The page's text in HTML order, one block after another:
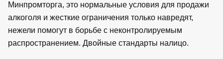
Минпромторга, это нормальные условия для продажи
алкоголя и жесткие ограничения только навредят,
нежели помогут в борьбе с неконтролируемым
распространением. Двойные стандарты налицо.